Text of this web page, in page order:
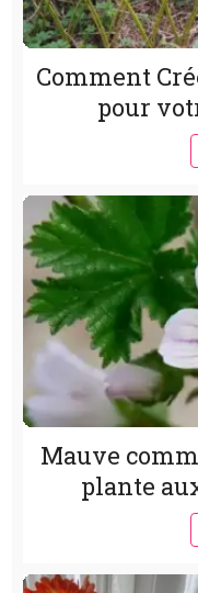
Comment
pour
Mauve
plante